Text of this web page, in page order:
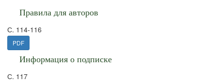
Правила для авторов
С. 114-116
PDF
Информация о подписке
С. 117